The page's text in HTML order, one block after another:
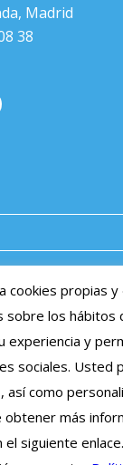
Madrid
38
91 639 08 38
médicas
cookies propias
los hábitos
experiencia y
sociales. Usted
así como
más
el siguiente